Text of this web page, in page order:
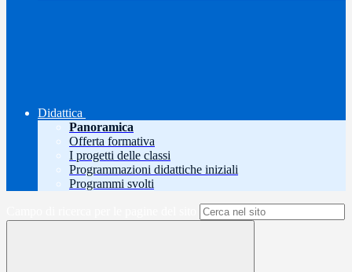
Didattica
Panoramica
Offerta formativa
I progetti delle classi
Programmazioni didattiche iniziali
Programmi svolti